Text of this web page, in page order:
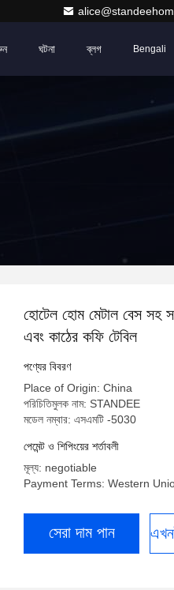
ঘটনা ব্লগ Bengali
হোটেল হোম মেটাল বেস সহ
এবং কাঠের কফি টেবিল
পণ্যের বিবরণ
Place of Origin: China
পরিচিতিমুলক নাম: STANDEE
মডেল নম্বার: এসএমটি -5030
পেমেন্ট ও শিপিংয়ের শর্তাবলী
মূল্য: negotiable
Payment Terms: Western
সেরা দাম পান